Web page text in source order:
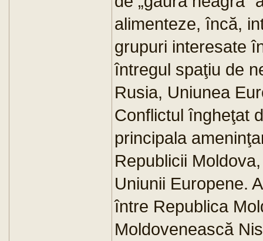
alimenteze, încă,
grupuri interesate
întregul spaţiu de
Rusia, Uniunea
Conflictul îngheţat
principala
Republicii
Uniunii Europene.
între Republica
Moldovenească